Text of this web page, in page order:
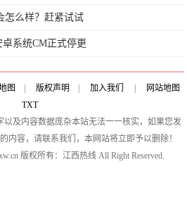
怎么样？赶紧试试
系统CM正式停更
图 版权声明 加入我们
网站地图
TXT
及内容数据庞杂本站无法一一核实，如果您发
内容，请联系我们，本网站将立即予以删除！
版权所有：江西热线 All Right Reserved.